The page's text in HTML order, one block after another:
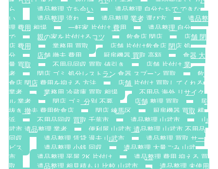
ら
遺品整理 立ち会い
遺品整理 自分たちで できな
い
遺品整理 流れ 遺品整理 業者 選び方
遺品整
理 費用 相場
一軒家 片付け 費用
遺品整理 自分
で
親の家を片付けるコツ 飲食店 閉店
店舗 閉
店 費用
業務用 買取
店舗 片付け飲食店 閉店 処
分
店舗 撤去 費用 厨房機器 買取 高額
食器 大
量 買取
不用品回収 買取 値引き
店舗 片付け 業
者
閉店 ゴミ 処分レストラン 食器 スプーン 買取
飲
食店 閉店 費用を抑える 方法
店舗 片付け 買取してくれる
業者
業務用 冷蔵庫 買取 相場
不用品 海外 リサイク
ル 業者
閉店 ゴミ 分別 不要 店舗 整理 買取
居
抜き 撤去 費用飲食店
閉店 練馬区
厨房機器 買取 横
浜
不用品回収 買取 千葉市 遺品整理 山武市
山
武市 遺品整理 業者
便利屋 山武市 遺品整理 山武市 不用品
回収
遺品整理 賃貸 退去 山武市
遺品整理 買取 サー
ビス
遺品整理 小銭 回収
遺品整理 大量ごみ 山武
市
遺品整理 平屋 2K 片付け
遺品整理 費用 抑える 買
取
遺品整理 相見積もり 比較 山武市 遺品整理 未使用